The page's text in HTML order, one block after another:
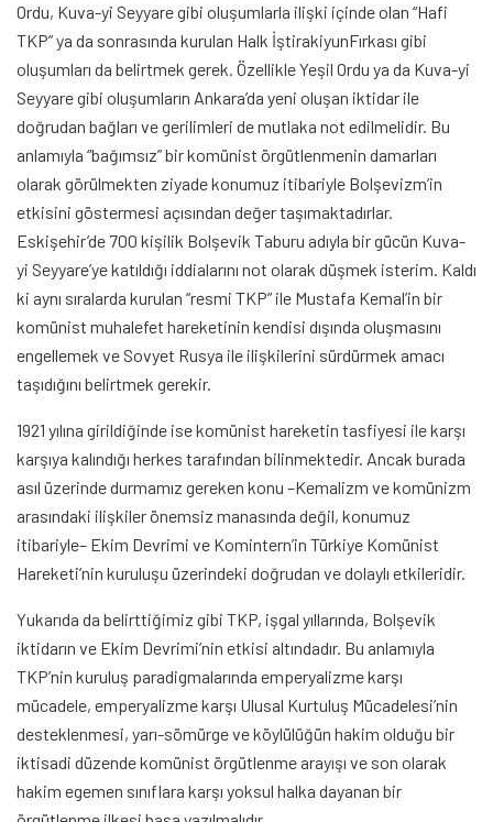
Ordu, Kuva-yi Seyyare gibi oluşumlarla ilişki içinde olan “Hafi
TKP” ya da sonrasında kurulan Halk İştirakiyunFırkası gibi
oluşumları da belirtmek gerek. Özellikle Yeşil Ordu ya da Kuva-yi
Seyyare gibi oluşumların Ankara’da yeni oluşan iktidar ile
doğrudan bağları ve gerilimleri de mutlaka not edilmelidir. Bu
anlamıyla “bağımsız” bir komünist örgütlenmenin damarları
olarak görülmekten ziyade konumuz itibariyle Bolşevizm’in
etkisini göstermesi açısından değer taşımaktadırlar.
Eskişehir’de 700 kişilik Bolşevik Taburu adıyla bir gücün Kuva-
yi Seyyare’ye katıldığı iddialarını not olarak düşmek isterim. Kaldı
ki aynı sıralarda kurulan “resmi TKP” ile Mustafa Kemal’in bir
komünist muhalefet hareketinin kendisi dışında oluşmasını
engellemek ve Sovyet Rusya ile ilişkilerini sürdürmek amacı
taşıdığını belirtmek gerekir.
1921 yılına girildiğinde ise komünist hareketin tasfiyesi ile karşı
karşıya kalındığı herkes tarafından bilinmektedir. Ancak burada
asıl üzerinde durmamız gereken konu –Kemalizm ve komünizm
arasındaki ilişkiler önemsiz manasında değil, konumuz
itibariyle– Ekim Devrimi ve Komintern’in Türkiye Komünist
Hareketi’nin kuruluşu üzerindeki doğrudan ve dolaylı etkileridir.
Yukarıda da belirttiğimiz gibi TKP, işgal yıllarında, Bolşevik
iktidarın ve Ekim Devrimi’nin etkisi altındadır. Bu anlamıyla
TKP’nin kuruluş paradigmalarında emperyalizme karşı
mücadele, emperyalizme karşı Ulusal Kurtuluş Mücadelesi’nin
desteklenmesi, yarı-sömürge ve köylülüğün hakim olduğu bir
iktisadi düzende komünist örgütlenme arayışı ve son olarak
hakim egemen sınıflara karşı yoksul halka dayanan bir